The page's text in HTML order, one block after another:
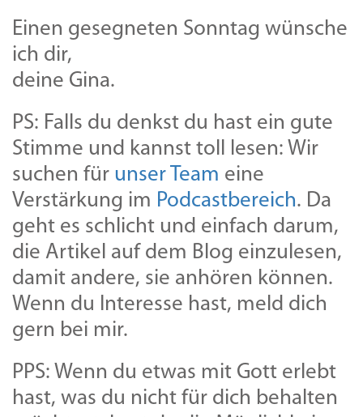
Einen gesegneten Sonntag wünsche
ich dir,
deine Gina.
PS: Falls du denkst du hast ein gute
Stimme und kannst toll lesen: Wir
suchen für unser Team eine
Verstärkung im Podcastbereich. Da
geht es schlicht und einfach darum,
die Artikel auf dem Blog einzulesen,
damit andere, sie anhören können.
Wenn du Interesse hast, meld dich
gern bei mir.
PPS: Wenn du etwas mit Gott erlebt
hast, was du nicht für dich behalten